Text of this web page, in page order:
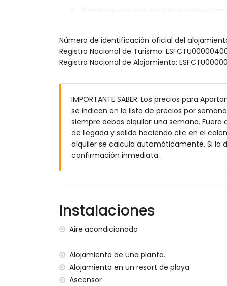
dormitorio con aire acondicionado y
baño en suite con ducha, inodoro y
Exterior del apartamento
terreno cerrado
jardín comunitario con césped y árboles
parque infantil
terraza cubierta
ducha exterior
zona de comedor exterior
plaza de aparcamiento cubierta y
orilla más cercana dentro de 500
playa más cercana dentro de 500
puerto más cercano: Villaricos (a
aeropuerto más cercano: Almería/
segundo aeropuerto más cercano:
transporte público cercano: autobús a
no se permite fumar
no se permiten mascotas
Número de identificación oficial del
Registro Nacional de Turismo:
Registro Nacional de Alojamiento:
IMPORTANTE SABER: Los precios para
se indican en la lista de precios por
siempre debas alquilar una semana.
de llegada y salida haciendo clic en el
alquiler se calcula automáticamente. Si lo
confirmación inmediata.
Instalaciones
Aire acondicionado
Alojamiento de una planta.
Alojamiento en un resort de playa
Ascensor